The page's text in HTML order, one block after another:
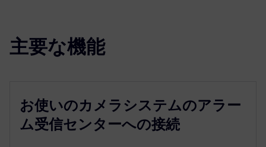
主要な機能
お使いのカメラシステムのアラー
ム受信センターへの接続